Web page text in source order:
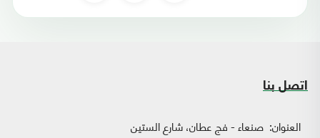
اتصل بنا
العنوان: صنعاء - فج عطان، شارع الستين